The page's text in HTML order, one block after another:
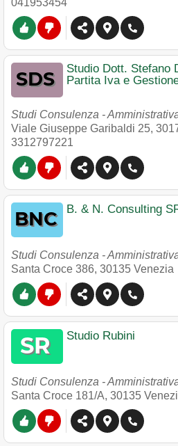
041953454
Studio Dott. Stefano
Partita Iva e
Studi Consulenza -
Viale Giuseppe Garibaldi 25,
3312797221
B. & N. Consulting
Studi Consulenza -
Santa Croce 386, 30135 Venezia
Studio Rubini
Studi Consulenza -
Santa Croce 181/A, 30135